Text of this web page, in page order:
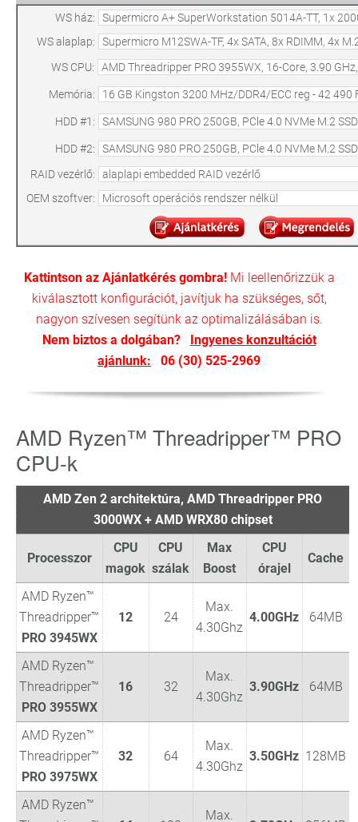
WS ház:
WS alaplap:
WS CPU:
Memória:
HDD #1:
HDD #2:
RAID vezérlő:
OEM szoftver:
Kattintson az Ajánlatkérés gombra!Mi leellenőrizzük a
kiválasztott konfigurációt, javítjuk ha szükséges, sőt,
nagyon szívesen segítünk az optimalizálásában is.
Nem biztos a dolgában?
Ingyenes konzultációt
ajánlunk: 06 (30) 525-2969
AMD Ryzen™ Threadripper™ PRO
CPU-k
AMD Zen 2 architektúra, AMD Threadripper PRO
3000WX + AMD WRX80 chipset
Processzor
CPU
magok
CPU
szálak
Max
Boost
CPU
órajel
Cache
AMD Ryzen™
Threadripper™
PRO 3945WX
12 24
Max.
4.30Ghz
4.00GHz 64MB
AMD Ryzen™
Threadripper™
PRO 3955WX
16 32
Max.
4.30Ghz
3.90GHz 64MB
AMD Ryzen™
Threadripper™
PRO 3975WX
32 64
Max.
4.30Ghz
3.50GHz 128MB
AMD Ryzen™
Max.